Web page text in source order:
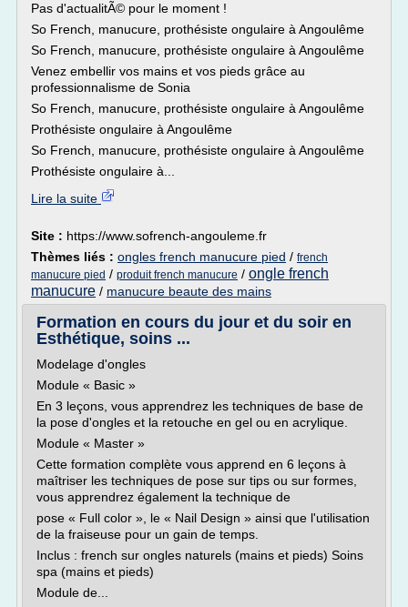
Pas d'actualitÃ© pour le moment !
So French, manucure, prothésiste ongulaire à Angoulême
So French, manucure, prothésiste ongulaire à Angoulême
Venez embellir vos mains et vos pieds grâce au
professionnalisme de Sonia
So French, manucure, prothésiste ongulaire à Angoulême
Prothésiste ongulaire à Angoulême
So French, manucure, prothésiste ongulaire à Angoulême
Prothésiste ongulaire à...
Lire la suite
Site : https://www.sofrench-angouleme.fr
Thèmes liés : ongles french manucure pied / french
manucure pied / produit french manucure / ongle french
manucure / manucure beaute des mains
Formation en cours du jour et du soir en
Esthétique, soins ...
Modelage d'ongles
Module « Basic »
En 3 leçons, vous apprendrez les techniques de base de
la pose d'ongles et la retouche en gel ou en acrylique.
Module « Master »
Cette formation complète vous apprend en 6 leçons à
maîtriser les techniques de pose sur tips ou sur formes,
vous apprendrez également la technique de
pose « Full color », le « Nail Design » ainsi que l'utilisation
de la fraiseuse pour un gain de temps.
Inclus : french sur ongles naturels (mains et pieds) Soins
spa (mains et pieds)
Module de...